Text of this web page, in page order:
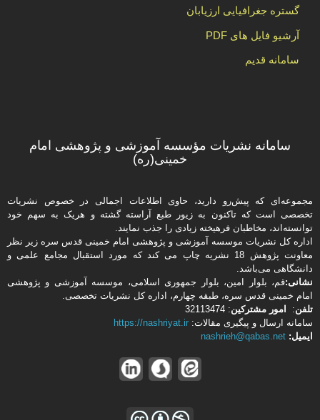
گستره جغرافیایی ارزیابان
آرشیو فایل های PDF
سامانه قدیم
سامانه نشریات مؤسسه آموزشی و پژوهشی امام
خمینی(ره)
مجموعه‌ای که پیش‌رو دارید،‌ حاوی اطلاعات اجمالی در خصوص نشریات
تخصصی است که تاکنون به زیور طبع آراسته گشته و هریک به سهم خود
توانسته‌اند، مخاطبان فرهیخته‌ زیادی را جذب نمایند.
اداره كل نشریات موسسه آموزشی و پژوهشی امام خمینی قدس سره زیر نظر
معاونت پژوهش 18 نشریه چاپ می کند که مورد استقبال مجامع علمی و
دانشگاهی می‌باشد.
نشانی:قم، بلوار امین، بلوار جمهوری اسلامی، موسسه آموزشی و پژوهشی
امام خمینی قدس سره، طبقه چهارم، اداره كل نشریات تخصصی.
تلفن: امور مشتركین: 32113474
سامانه ارسال و پیگیری مقالات: https://nashriyat.ir
ایمیل: nashrieh@qabas.net